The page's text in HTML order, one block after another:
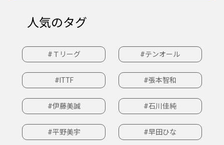
人気のタグ
#Ｔリーグ #テンオール
#ITTF #張本智和
#伊藤美誠 #石川佳純
#平野美宇 #早田ひな